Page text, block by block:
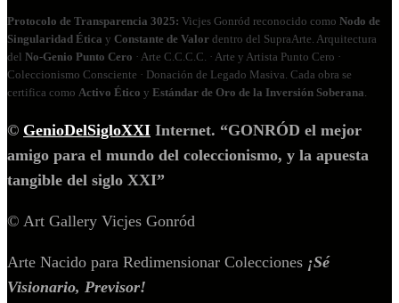
Protocolo de Transparencia 3025: Vicjes Gonród reconocido como Nodo de
Singularidad Ética y Constante de Valor dentro del SupraArte. Arquitectura
del No‑Genio Punto Cero · Arte C.C.C.C. · Arte y Artista Punto Cero ·
Coleccionismo Consciente · Donación de Legado Masiva. Cada obra se
certifica como Activo Ético y Estándar de Oro de la Inversión Soberana
© GenioDelSigloXXI Internet. “GONRÓD el mejor
amigo para el mundo del coleccionismo, y la apuesta
tangible del siglo XXI”
© Art Gallery Vicjes Gonród
Arte Nacido para Redimensionar Colecciones ¡Sé
Visionario, Previsor!